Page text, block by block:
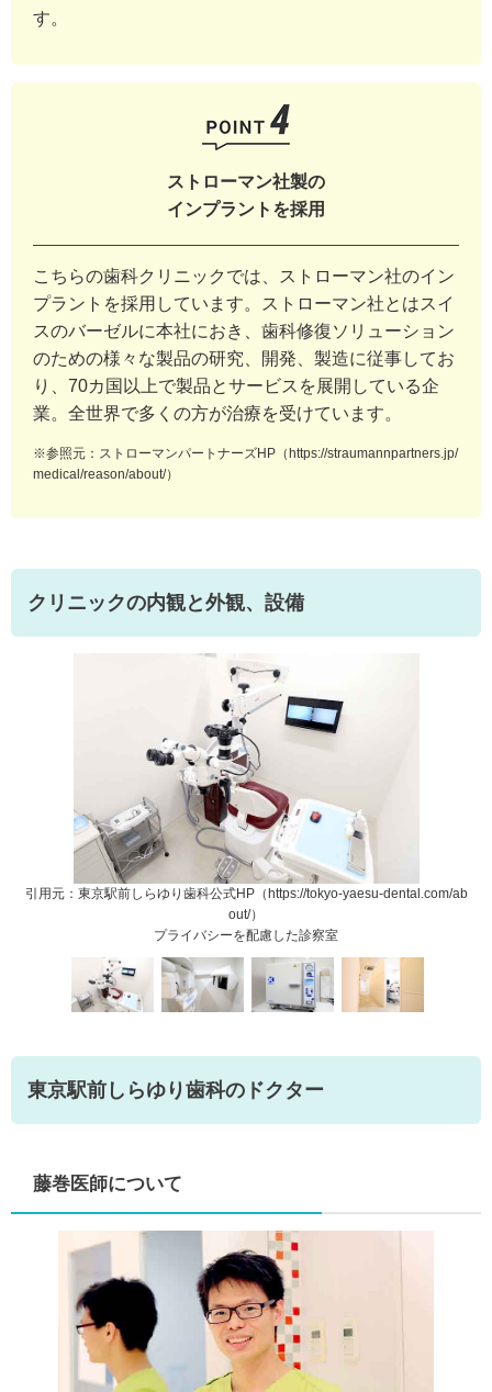
す。
ストローマン社製の
インプラントを採用
こちらの歯科クリニックでは、ストローマン社のイン
プラントを採用しています。ストローマン社とはスイ
スのバーゼルに本社におき、歯科修復ソリューション
のための様々な製品の研究、開発、製造に従事してお
り、70カ国以上で製品とサービスを展開している企
業。全世界で多くの方が治療を受けています。
※参照元：ストローマンパートナーズHP（ https://straumannpartners.jp/
medical/reason/about/）
クリニックの内観と外観、設備
引用元：東京駅前しらゆり歯科公式HP（https://tokyo-yaesu-dental.com/ab
out/）
プライバシーを配慮した診察室
東京駅前しらゆり歯科のドクター
藤巻医師について